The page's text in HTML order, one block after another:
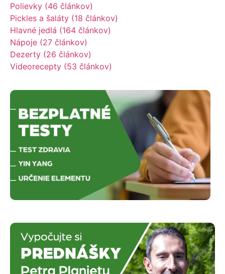
Polievky (46 článkov)
Pickles a šaláty (18 článkov)
Hlavné jedlá (164 článkov)
Nápoje (27 článkov)
Dezerty (26 článkov)
Videorecepty (53 článkov)